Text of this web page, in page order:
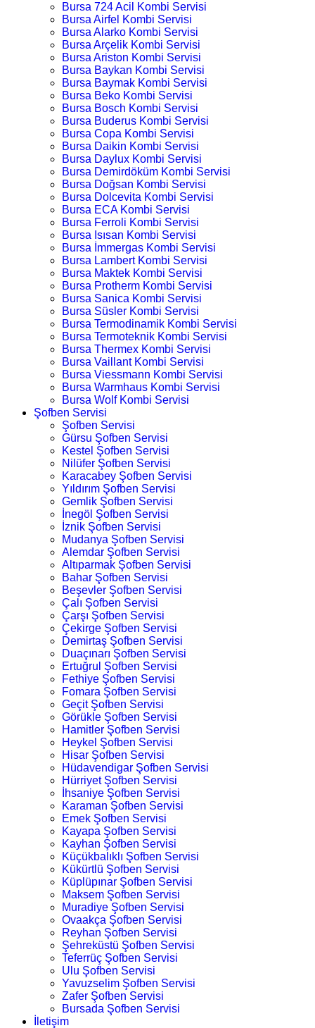
Bursa 724 Acil Kombi Servisi
Bursa Airfel Kombi Servisi
Bursa Alarko Kombi Servisi
Bursa Arçelik Kombi Servisi
Bursa Ariston Kombi Servisi
Bursa Baykan Kombi Servisi
Bursa Baymak Kombi Servisi
Bursa Beko Kombi Servisi
Bursa Bosch Kombi Servisi
Bursa Buderus Kombi Servisi
Bursa Copa Kombi Servisi
Bursa Daikin Kombi Servisi
Bursa Daylux Kombi Servisi
Bursa Demirdöküm Kombi Servisi
Bursa Doğsan Kombi Servisi
Bursa Dolcevita Kombi Servisi
Bursa ECA Kombi Servisi
Bursa Ferroli Kombi Servisi
Bursa Isısan Kombi Servisi
Bursa İmmergas Kombi Servisi
Bursa Lambert Kombi Servisi
Bursa Maktek Kombi Servisi
Bursa Protherm Kombi Servisi
Bursa Sanica Kombi Servisi
Bursa Süsler Kombi Servisi
Bursa Termodinamik Kombi Servisi
Bursa Termoteknik Kombi Servisi
Bursa Thermex Kombi Servisi
Bursa Vaillant Kombi Servisi
Bursa Viessmann Kombi Servisi
Bursa Warmhaus Kombi Servisi
Bursa Wolf Kombi Servisi
Şofben Servisi
Şofben Servisi
Gürsu Şofben Servisi
Kestel Şofben Servisi
Nilüfer Şofben Servisi
Karacabey Şofben Servisi
Yıldırım Şofben Servisi
Gemlik Şofben Servisi
İnegöl Şofben Servisi
İznik Şofben Servisi
Mudanya Şofben Servisi
Alemdar Şofben Servisi
Altıparmak Şofben Servisi
Bahar Şofben Servisi
Beşevler Şofben Servisi
Çalı Şofben Servisi
Çarşı Şofben Servisi
Çekirge Şofben Servisi
Demirtaş Şofben Servisi
Duaçınarı Şofben Servisi
Ertuğrul Şofben Servisi
Fethiye Şofben Servisi
Fomara Şofben Servisi
Geçit Şofben Servisi
Görükle Şofben Servisi
Hamitler Şofben Servisi
Heykel Şofben Servisi
Hisar Şofben Servisi
Hüdavendigar Şofben Servisi
Hürriyet Şofben Servisi
İhsaniye Şofben Servisi
Karaman Şofben Servisi
Emek Şofben Servisi
Kayapa Şofben Servisi
Kayhan Şofben Servisi
Küçükbalıklı Şofben Servisi
Kükürtlü Şofben Servisi
Küplüpınar Şofben Servisi
Maksem Şofben Servisi
Muradiye Şofben Servisi
Ovaakça Şofben Servisi
Reyhan Şofben Servisi
Şehreküstü Şofben Servisi
Teferrüç Şofben Servisi
Ulu Şofben Servisi
Yavuzselim Şofben Servisi
Zafer Şofben Servisi
Bursada Şofben Servisi
İletişim